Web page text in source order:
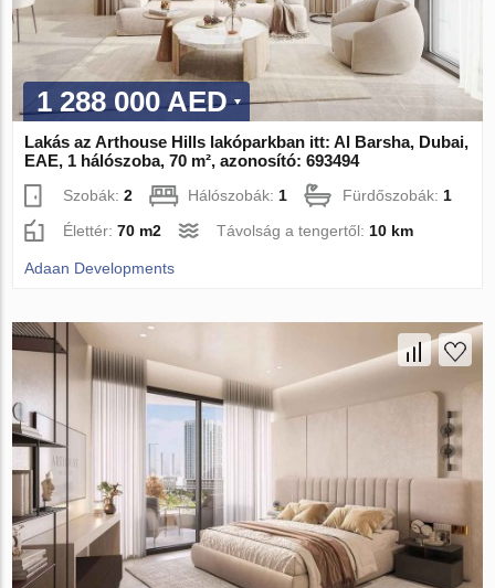
1 288 000 AED
Lakás az Arthouse Hills lakóparkban itt: Al Barsha, Dubai,
EAE, 1 hálószoba, 70 m², azonosító: 693494
Szobák:2 Hálószobák:1 Fürdőszobák:1
Élettér:70 m2 Távolság a tengertől:10 km
Adaan Developments